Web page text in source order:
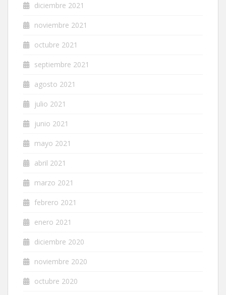
diciembre 2021
noviembre 2021
octubre 2021
septiembre 2021
agosto 2021
julio 2021
junio 2021
mayo 2021
abril 2021
marzo 2021
febrero 2021
enero 2021
diciembre 2020
noviembre 2020
octubre 2020